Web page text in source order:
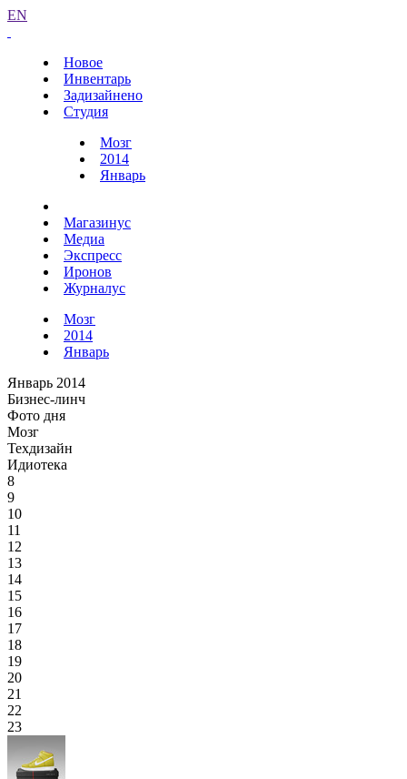
EN
Новое
Инвентарь
Задизайнено
Студия
Мозг
2014
Январь
Магазинус
Медиа
Экспресс
Иронов
Журналус
Мозг
2014
Январь
Январь 2014
Бизнес-линч
Фото дня
Мозг
Техдизайн
Идиотека
8
9
10
11
12
13
14
15
16
17
18
19
20
21
22
23